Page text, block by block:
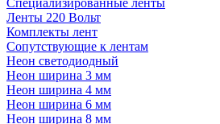
Специализированные ленты
Ленты 220 Вольт
Комплекты лент
Сопутствующие к лентам
Неон светодиодный
Неон ширина 3 мм
Неон ширина 4 мм
Неон ширина 6 мм
Неон ширина 8 мм